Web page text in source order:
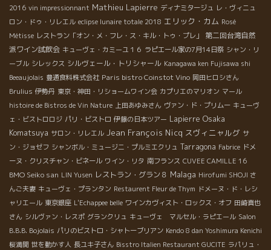
2016 vin impressionnant Mathieu Lapierre ディナミタージュ レ・ヴィニュ
ロン・ドゥ・リレエル eclipse lunaire totale 2018 エリック・カム Rosé
Métisse レストラン「オン・メ・フレ・ス・キル・トゥ・プレ」
第二回台湾自然
派ワイン試飲会 キューヴェ・カミーユ１６ ラピエール家の7月14日祭 シャン・リ
ーブル シレックス シルヴェール・トリシャール Kanagawa ken Fujisawa shi
Beeaujolais 豊通食料株式会社 Paris bistro Coinstot Vino 岡田ヒロシさん
Brulius 伊勢丹 東京・神田・リショームワイン会 カプリエのマリオン マール
histoire de Bistros de Vin Nature 上田あゆみさん ヴァン・ド・プリムー キューヴ
ェ・ビストロロジ パリ・ビストロ 伊藤の日本ツアー Lapierre Osaka
Komatsuya サロン・リレエル Jean François Nicq スヴィニャルグ サ
ン・ジョゼフ シャンボル・ミュージニ・プルミエクリュ Tarragona Fabrice ドメ
ーヌ・クリスチャン・ビネール ワイン・リタ 南フランス CUVEE CAMILLE 16
BMO Seiko san LIN Yusen レストラン・グラン８ Malaga Hirofumi SHOJI さ
んご夫妻 キューヴェ・プランタン Restaurent Fleur de Thym ドメーヌ・ド・レシ
ャリエール 東京銀座 L'Echappee belle ワインカヴィスト・ロックス・オフ 田崎真也
さん シルヴァン・レスポ グランクリュ キューヴェ マルセル・ラピエール Salon
B.B.B. Bojolais パリのビストロ・シャトーブリアン Kendo 8 dan Yoshimura Kenichi
桜満開 世を動かす人 長ユキ子さん Bisstro Italien Restaurant GUCITE ラパリュ・